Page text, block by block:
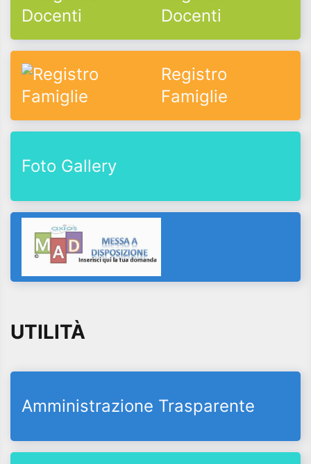
Docenti
Registro
Famiglie
Foto Gallery
UTILITÀ
Amministrazione Trasparente